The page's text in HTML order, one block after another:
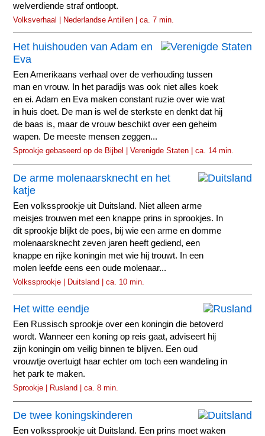
welverdiende straf ontloopt.
Volksverhaal | Nederlandse Antillen | ca. 7 min.
Het huishouden van Adam en
Eva
Een Amerikaans verhaal over de verhouding tussen
man en vrouw. In het paradijs was ook niet alles koek
en ei. Adam en Eva maken constant ruzie over wie wat
in huis doet. De man is wel de sterkste en denkt dat hij
de baas is, maar de vrouw beschikt over een geheim
wapen. De meeste mensen zeggen...
Sprookje gebaseerd op de Bijbel | Verenigde Staten | ca. 14 min.
De arme molenaarsknecht en het
katje
Een volkssprookje uit Duitsland. Niet alleen arme
meisjes trouwen met een knappe prins in sprookjes. In
dit sprookje blijkt de poes, bij wie een arme en domme
molenaarsknecht zeven jaren heeft gediend, een
knappe en rijke koningin met wie hij trouwt. In een
molen leefde eens een oude molenaar...
Volkssprookje | Duitsland | ca. 10 min.
Het witte eendje
Een Russisch sprookje over een koningin die betoverd
wordt. Wanneer een koning op reis gaat, adviseert hij
zijn koningin om veilig binnen te blijven. Een oud
vrouwtje overtuigt haar echter om toch een wandeling in
het park te maken.
Sprookje | Rusland | ca. 8 min.
De twee koningskinderen
Een volkssprookje uit Duitsland. Een prins moet waken